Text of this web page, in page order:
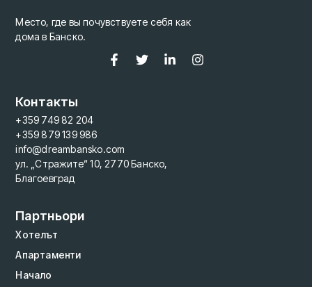
Место, где вы почувствуете себя как
дома в Банско.
Контакты
+359 749 82 204
+359 879 139 986
info@dreambansko.com
ул. „Стражите“ 10, 2770 Банско,
Благоевград
Партньори
Хотелът
Апартаменти
Начало